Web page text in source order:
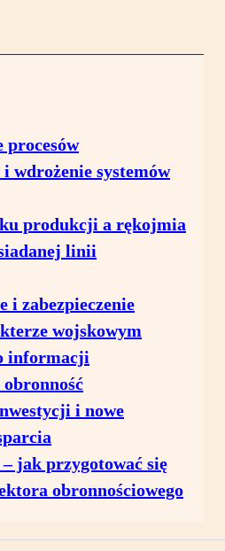
procesów
wdrożenie systemów
produkcji a rękojmia
linii
i zabezpieczenie
wojskowym
informacji
obronność
i nowe
jak przygotować się
obronnościowego